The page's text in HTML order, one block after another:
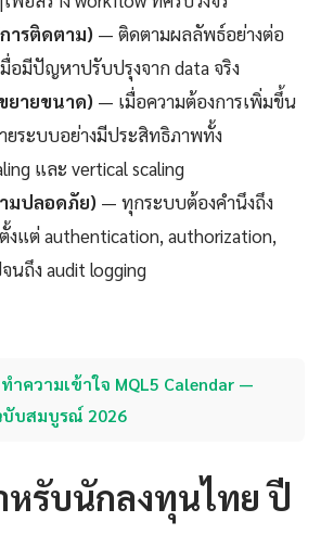
ารติดตาม) — ติดตามผลลัพธ์อย่างต่อ
มื่อมีปัญหาปรับปรุงจาก data จริง
ยายขนาด) — เมื่อความต้องการเพิ่มขึ้น
ยระบบอย่างมีประสิทธิภาพทั้ง
และ vertical scaling
มปลอดภัย) — ทุกระบบต้องคำนึงถึง
งแต่ authentication, authorization,
นถึง audit logging
ทำความเข้าใจ MQL5 Calendar —
บับสมบูรณ์ 2026
หรับนักลงทุนไทย ปี